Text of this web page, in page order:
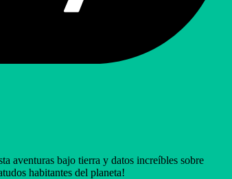
aventuras bajo tierra y datos increíbles sobre
habitantes del planeta!